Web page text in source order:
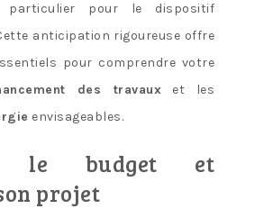
particulier pour le dispositif
anticipation rigoureuse offre
pour comprendre votre
des travaux et les
envisageables.
le budget et
projet